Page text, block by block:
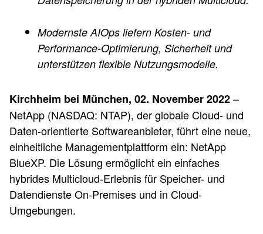
Modernste AIOps liefern Kosten- und
Performance-Optimierung, Sicherheit und
unterstützen flexible Nutzungsmodelle.
Kirchheim bei München, 02. November 2022–
NetApp (NASDAQ: NTAP), der globale Cloud- und
Daten-orientierte Softwareanbieter, führt eine neue,
einheitliche Managementplattform ein: NetApp
BlueXP. Die Lösung ermöglicht ein einfaches
hybrides Multicloud-Erlebnis für Speicher- und
Datendienste On-Premises und in Cloud-
Umgebungen.